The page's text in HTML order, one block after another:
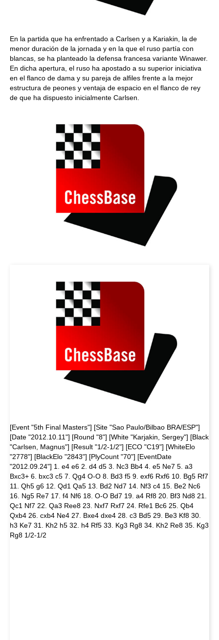
En la partida que ha enfrentado a Carlsen y a Kariakin, la de
menor duración de la jornada y en la que el ruso partía con
blancas, se ha planteado la defensa francesa variante Winawer.
En dicha apertura, el ruso ha apostado a su superior iniciativa
en el flanco de dama y su pareja de alfiles frente a la mejor
estructura de peones y ventaja de espacio en el flanco de rey
de que ha dispuesto inicialmente Carlsen.
[Event "5th Final Masters"] [Site "Sao Paulo/Bilbao BRA/ESP"]
[Date "2012.10.11"] [Round "8"] [White "Karjakin, Sergey"] [Black
"Carlsen, Magnus"] [Result "1/2-1/2"] [ECO "C19"] [WhiteElo
"2778"] [BlackElo "2843"] [PlyCount "70"] [EventDate
"2012.09.24"] 1. e4 e6 2. d4 d5 3. Nc3 Bb4 4. e5 Ne7 5. a3
Bxc3+ 6. bxc3 c5 7. Qg4 O-O 8. Bd3 f5 9. exf6 Rxf6 10. Bg5 Rf7
11. Qh5 g6 12. Qd1 Qa5 13. Bd2 Nd7 14. Nf3 c4 15. Be2 Nc6
16. Ng5 Re7 17. f4 Nf6 18. O-O Bd7 19. a4 Rf8 20. Bf3 Nd8 21.
Qc1 Nf7 22. Qa3 Ree8 23. Nxf7 Rxf7 24. Rfe1 Bc6 25. Qb4
Qxb4 26. cxb4 Ne4 27. Bxe4 dxe4 28. c3 Bd5 29. Be3 Kf8 30.
h3 Ke7 31. Kh2 h5 32. h4 Rf5 33. Kg3 Rg8 34. Kh2 Re8 35. Kg3
Rg8 1/2-1/2